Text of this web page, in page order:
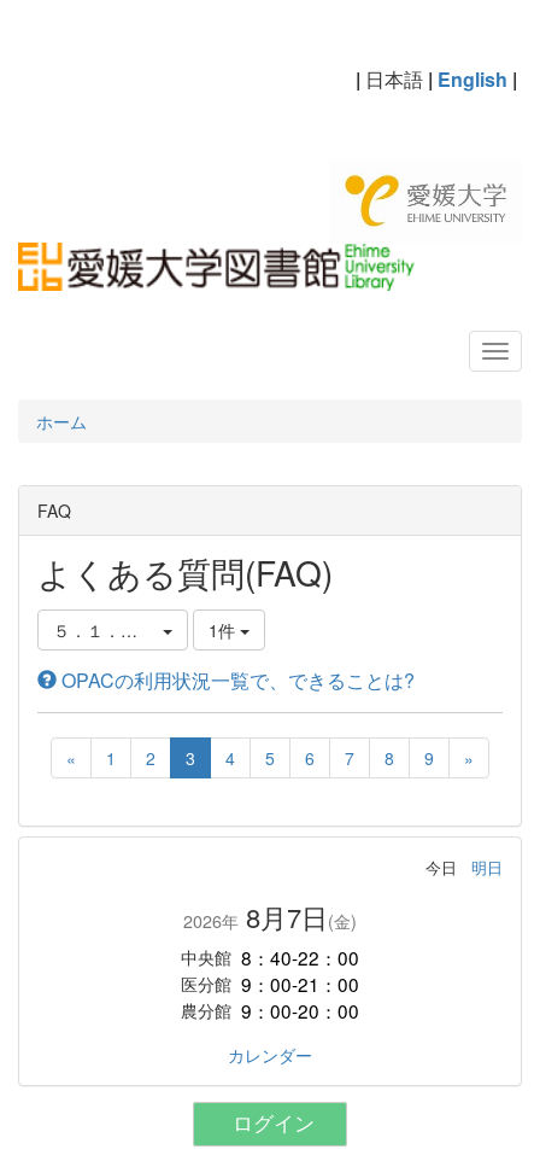
| 日本語 | English |
ホーム
FAQ
よくある質問(FAQ)
５．１．パーソナルサービスについて
1件
OPACの利用状況一覧で、できることは?
« 1 2 3 4 5 6 7 8 9 »
今日 明日
2026年 8月7日 (金)
中央館 8：40-22：00
医分館 9：00-21：00
農分館 9：00-20：00
カレンダー
ログイン